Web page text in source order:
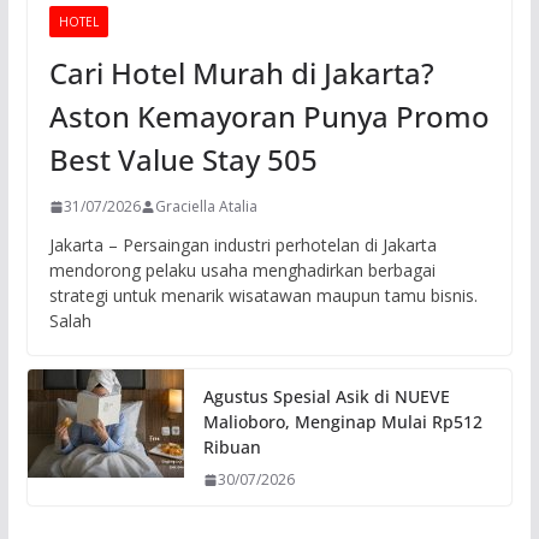
HOTEL
Cari Hotel Murah di Jakarta?
Aston Kemayoran Punya Promo
Best Value Stay 505
31/07/2026 Graciella Atalia
Jakarta – Persaingan industri perhotelan di Jakarta
mendorong pelaku usaha menghadirkan berbagai
strategi untuk menarik wisatawan maupun tamu bisnis.
Salah
Agustus Spesial Asik di NUEVE
Malioboro, Menginap Mulai Rp512
Ribuan
30/07/2026